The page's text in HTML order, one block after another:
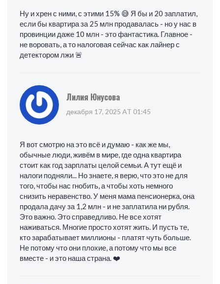
Ну и хрен с ними, с этими 15% 😅 Я бы и 20 заплатил,
если бы квартира за 25 млн продавалась - но у нас в
провинции даже 10 млн - это фантастика. Главное -
не воровать, а то налоговая сейчас как лайнер с
детектором лжи 🚨
Лилия Юнусова
декабря 17, 2025 AT 01:45
Я вот смотрю на это всё и думаю - как же мы,
обычные люди, живём в мире, где одна квартира
стоит как год зарплаты целой семьи. А тут ещё и
налоги подняли... Но знаете, я верю, что это не для
того, чтобы нас гнобить, а чтобы хоть немного
снизить неравенство. У меня мама пенсионерка, она
продала дачу за 1,2 млн - и не заплатила ни рубля.
Это важно. Это справедливо. Не все хотят
наживаться. Многие просто хотят жить. И пусть те,
кто зарабатывает миллионы - платят чуть больше.
Не потому что они плохие, а потому что мы все
вместе - и это наша страна. ❤️